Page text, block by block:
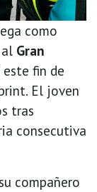
como
al Gran
este fin de
El joven
tras
consecutiva
compañero